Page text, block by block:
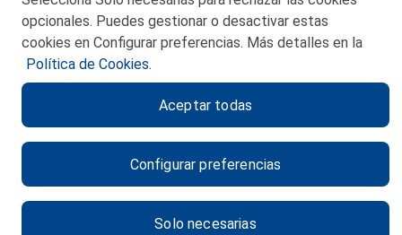
POLITICA DE PRIVACIDAD
POLITICA DE COOKIES
CANAL DE ÉTICA
opcionales. Puedes gestionar o desactivar estas
cookies en Configurar preferencias. Más detalles en la
Política de Cookies.
Configurar preferencias
Solo necesarias
Aceptar todas